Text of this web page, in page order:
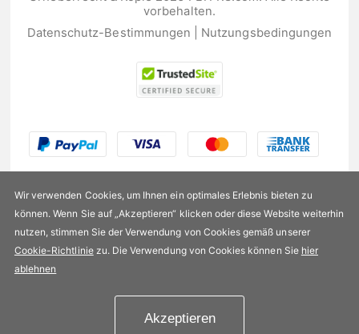
US$51,99
In den Einkaufswagen
vorbehalten.
Datenschutz-Bestimmungen
Nutzungsbedingungen
Wir verwenden Cookies, um Ihnen ein optimales Erlebnis bieten zu
können. Wenn Sie auf „Akzeptieren“ klicken oder diese Website weiterhin
nutzen, stimmen Sie der Verwendung von Cookies gemäß unserer
Cookie-Richtliniezu. Die Verwendung von Cookies können Sie hier
ablehnen
Akzeptieren